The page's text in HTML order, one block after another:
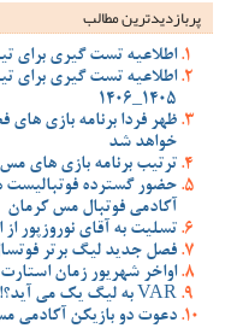
پربازدیدترین‌ مطالب
اطلاعیه تست گیری برای تیم
اطلاعیه تست گیری برای
1405_1406
ظهر فردا برنامه بازی
خواهد شد
ترتیب برنامه بازی های
حضور گسترده فوتبالیست
آکادمی فوتبال مس کرمان
تسلیت به آقای نوروزپور
فصل جدید لیگ برتر
اواخر شهریور زمان
VAR به لیگ یک می آید؟!
دعوت دو بازیکن آکادمی